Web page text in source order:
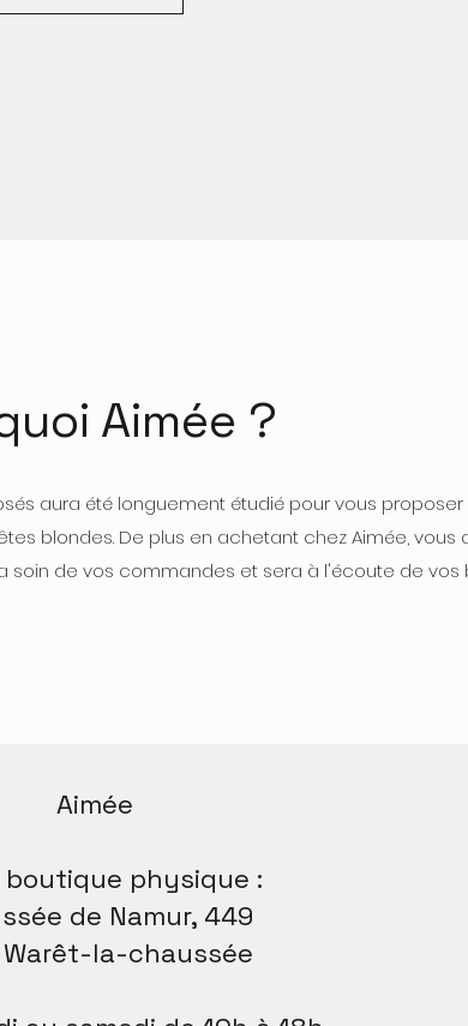
Aimée ?
aura été longuement étudié pour vous proposer
blondes. De plus en achetant chez Aimée, vous
de vos commandes et sera à l'écoute de vos
Aimée
boutique physique :
de Namur, 449
Warêt-la-chaussée